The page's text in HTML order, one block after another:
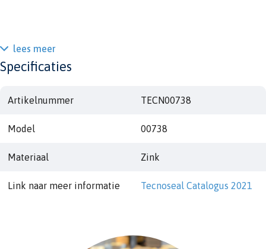
lees meer
Specificaties
Artikelnummer TECN00738
Model 00738
Materiaal Zink
Link naar meer informatie Tecnoseal Catalogus 2021